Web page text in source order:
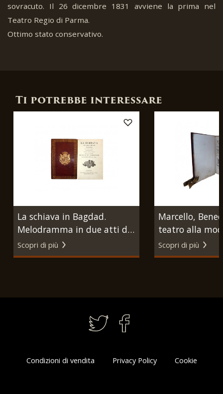
sovracuto. Il 26 dicembre 1831 avviene la prima nel
Teatro Regio di Parma.
Ottimo stato conservativo.
Ti potrebbe interessare
La schiava in Bagdad.
Melodramma in due atti da
rappresentarsi nel Teatro di
S.A.S. il Sig. Principe di
Scopri di più
Marcello,
teatro alla
metodo sicuro,
ben comporre,
Scopri di più
Condizioni di vendita Privacy Policy Cookie